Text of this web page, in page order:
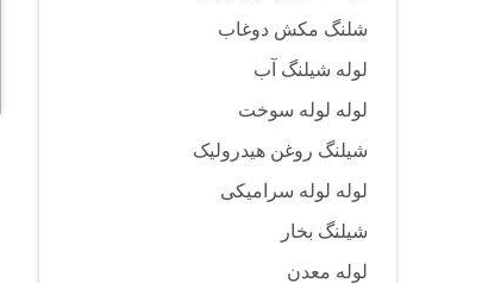
شلنگ مکش دوغاب
لوله شیلنگ آب
لوله لوله سوخت
شیلنگ روغن هیدرولیک
لوله لوله سرامیکی
شیلنگ بخار
لوله معدن